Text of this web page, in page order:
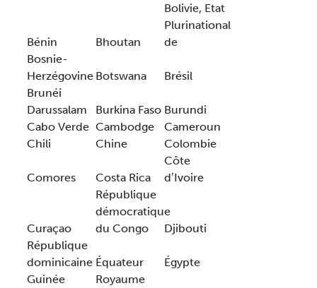
Bénin Bhoutan
Bolivie, Etat
Plurinational
de
Bosnie-
Herzégovine Botswana
Brésil
Brunéi
Darussalam
Burkina Faso Burundi
Cabo Verde Cambodge
Cameroun
Chili
Chine Colombie
Comores Costa Rica
Côte
dʼIvoire
Curaçao
République
démocratique
du Congo
Djibouti
République
dominicaine Équateur
Égypte
Guinée
Royaume